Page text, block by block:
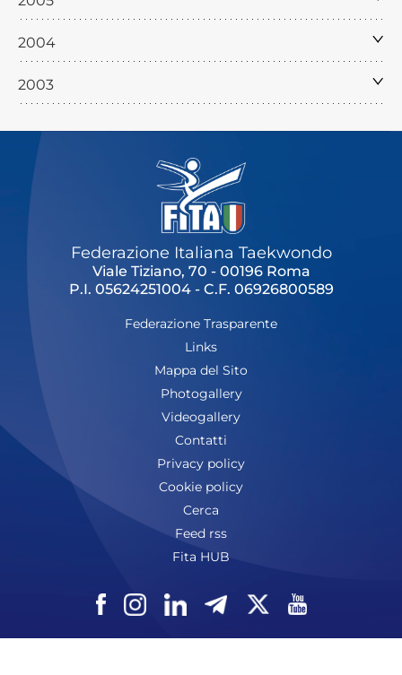
2004
2003
Federazione Italiana Taekwondo
Viale Tiziano, 70 - 00196 Roma
P.I. 05624251004 - C.F. 06926800589
Federazione Trasparente
Links
Mappa del Sito
Photogallery
Videogallery
Contatti
Privacy policy
Cookie policy
Cerca
Feed rss
Fita HUB